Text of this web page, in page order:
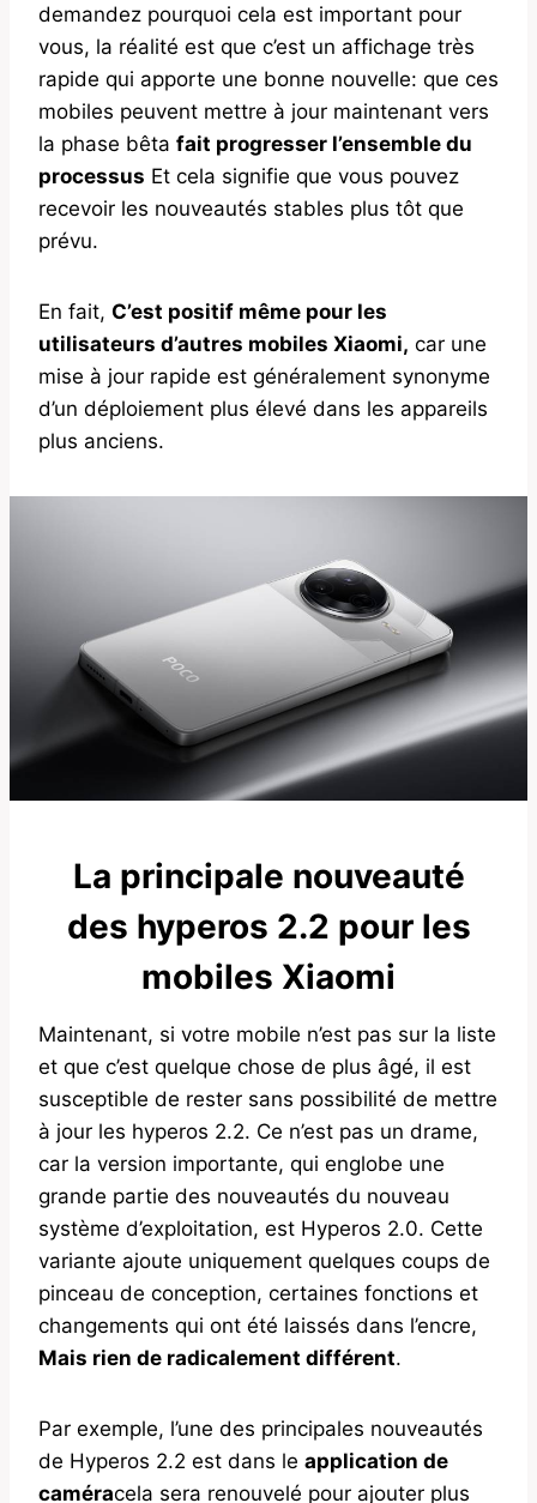
demandez pourquoi cela est important pour
vous, la réalité est que c’est un affichage très
rapide qui apporte une bonne nouvelle: que ces
mobiles peuvent mettre à jour maintenant vers
la phase bêta fait progresser l’ensemble du
processus Et cela signifie que vous pouvez
recevoir les nouveautés stables plus tôt que
prévu.
En fait, C’est positif même pour les
utilisateurs d’autres mobiles Xiaomi, car une
mise à jour rapide est généralement synonyme
d’un déploiement plus élevé dans les appareils
plus anciens.
La principale nouveauté
des hyperos 2.2 pour les
mobiles Xiaomi
Maintenant, si votre mobile n’est pas sur la liste
et que c’est quelque chose de plus âgé, il est
susceptible de rester sans possibilité de mettre
à jour les hyperos 2.2. Ce n’est pas un drame,
car la version importante, qui englobe une
grande partie des nouveautés du nouveau
système d’exploitation, est Hyperos 2.0. Cette
variante ajoute uniquement quelques coups de
pinceau de conception, certaines fonctions et
changements qui ont été laissés dans l’encre,
Mais rien de radicalement différent.
Par exemple, l’une des principales nouveautés
de Hyperos 2.2 est dans le application de
caméracela sera renouvelé pour ajouter plus